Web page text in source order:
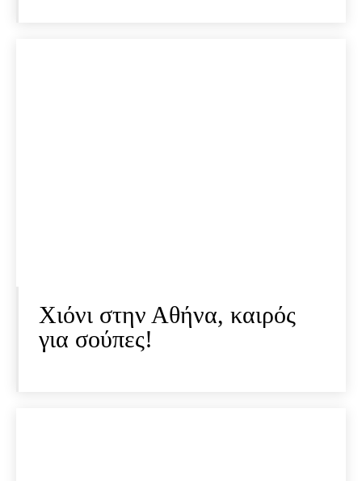
Χιόνι στην Αθήνα, καιρός
για σούπες!